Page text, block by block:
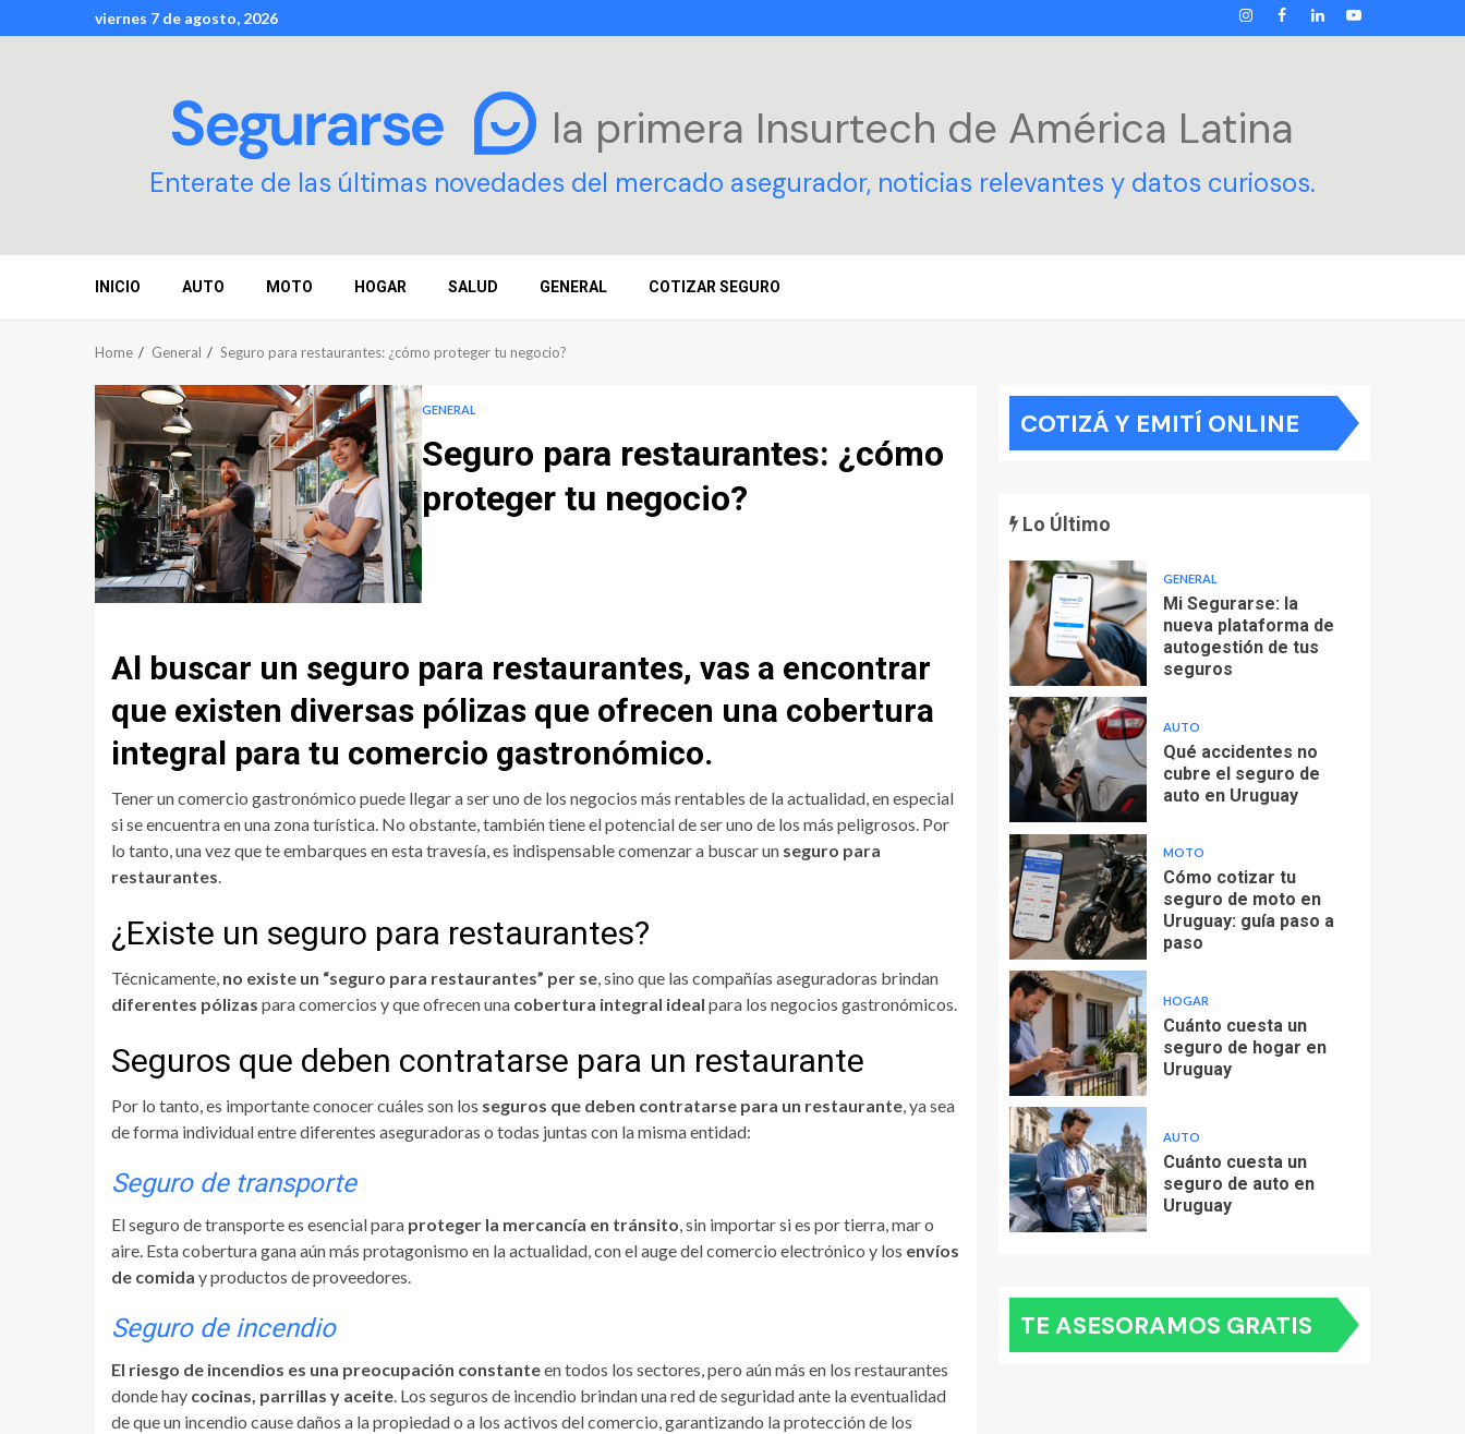
to
viernes 7 de agosto, 2026 INSTAGRAM
FACEBOOK
LINKEDIN
YOUTUBE
la primera Insurtech de América Latina
Enterate de las últimas novedades del mercado asegurador, noticias relevantes y datos curiosos.
INICIO AUTO MOTO HOGAR SALUD GENERAL COTIZAR SEGURO
Home General Seguro para restaurantes: ¿cómo proteger tu negocio?
GENERAL
Seguro para restaurantes: ¿cómo
proteger tu negocio?
Al buscar un seguro para restaurantes, vas a encontrar
que existen diversas pólizas que ofrecen una cobertura
integral para tu comercio gastronómico.
Tener un comercio gastronómico puede llegar a ser uno de los negocios más rentables de la actualidad, en especial
si se encuentra en una zona turística. No obstante, también tiene el potencial de ser uno de los más peligrosos. Por
lo tanto, una vez que te embarques en esta travesía, es indispensable comenzar a buscar un seguro para
restaurantes.
¿Existe un seguro para restaurantes?
Técnicamente, no existe un “seguro para restaurantes” per se, sino que las compañías aseguradoras brindan
diferentes pólizas para comercios y que ofrecen una cobertura integral ideal para los negocios gastronómicos.
Seguros que deben contratarse para un restaurante
Por lo tanto, es importante conocer cuáles son los seguros que deben contratarse para un restaurante, ya sea
de forma individual entre diferentes aseguradoras o todas juntas con la misma entidad:
Seguro de transporte
El seguro de transporte es esencial para proteger la mercancía en tránsito, sin importar si es por tierra, mar o
aire. Esta cobertura gana aún más protagonismo en la actualidad, con el auge del comercio electrónico y los envíos
de comida y productos de proveedores.
Seguro de incendio
El riesgo de incendios es una preocupación constanteen todos los sectores, pero aún más en los restaurantes
donde hay cocinas, parrillas y aceite. Los seguros de incendio brindan una red de seguridad ante la eventualidad
de que un incendio cause daños a la propiedad o a los activos del comercio, garantizando la protección de los
COTIZÁ Y EMITÍ ONLINE
Lo Último
GENERAL
Mi Segurarse: la
nueva plataforma de
autogestión de tus
seguros
AUTO
Qué accidentes no
cubre el seguro de
auto en Uruguay
MOTO
Cómo cotizar tu
seguro de moto en
Uruguay: guía paso a
paso
HOGAR
Cuánto cuesta un
seguro de hogar en
Uruguay
AUTO
Cuánto cuesta un
seguro de auto en
Uruguay
TE ASESORAMOS GRATIS